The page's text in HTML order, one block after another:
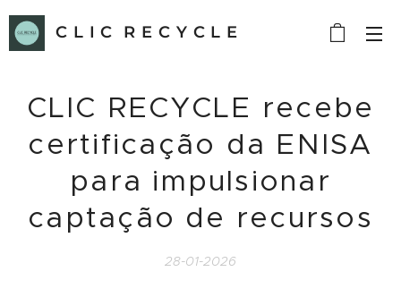
C L I C R E C Y C L E
CLIC RECYCLE recebe
certificação da ENISA
para impulsionar
captação de recursos
28-01-2026